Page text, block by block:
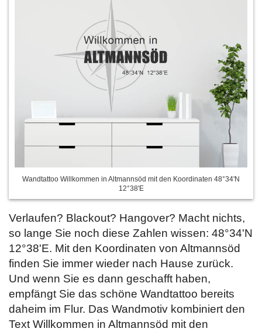
Wandtattoo Willkommen in Altmannsöd mit den Koordinaten 48°34'N
12°38'E
Verlaufen? Blackout? Hangover? Macht nichts,
so lange Sie noch diese Zahlen wissen: 48°34'N
12°38'E. Mit den Koordinaten von Altmannsöd
finden Sie immer wieder nach Hause zurück.
Und wenn Sie es dann geschafft haben,
empfängt Sie das schöne Wandtattoo bereits
daheim im Flur. Das Wandmotiv kombiniert den
Text Willkommen in Altmannsöd mit den